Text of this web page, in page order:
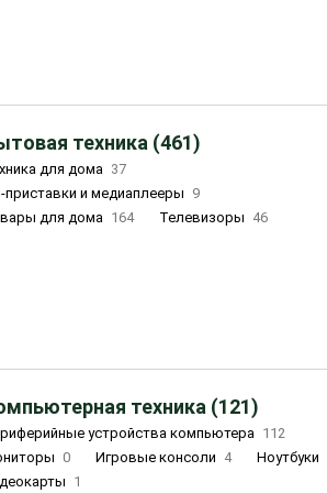
техника (461)
для дома 37
приставки и медиаплееры
9
для дома 164 Телевизоры 46
техника (121)
устройства компьютера 112
0 Игровые консоли 4 Ноутбуки
1